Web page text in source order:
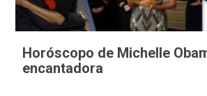
Horóscopo de Michelle
encantadora